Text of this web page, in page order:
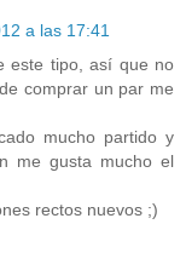
a las 17:41
este tipo, así que no
comprar un par me
mucho partido y
me gusta mucho el
rectos nuevos ;)